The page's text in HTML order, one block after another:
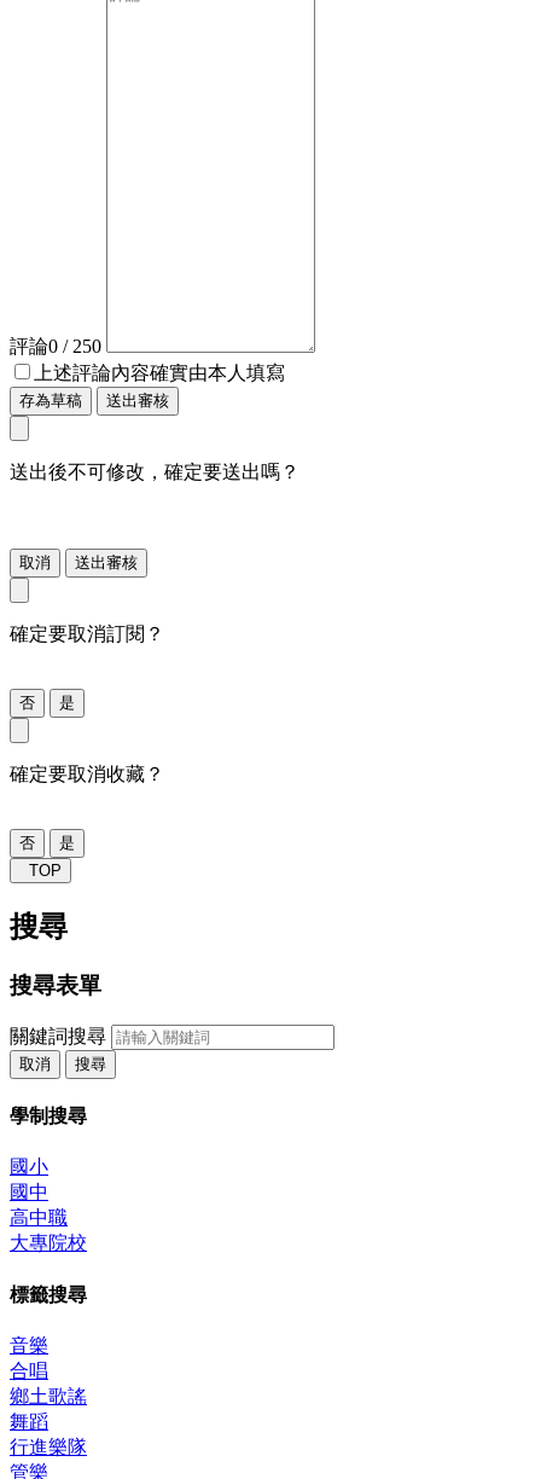
評論0 / 250
上述評論內容確實由本人填寫
存為草稿 送出審核
送出後不可修改，確定要送出嗎？
取消 送出審核
確定要取消訂閱？
否 是
確定要取消收藏？
否
是
TOP
搜尋
搜尋表單
關鍵詞搜尋
取消 搜尋
學制搜尋
國小
國中
高中職
大專院校
標籤搜尋
音樂
合唱
鄉土歌謠
舞蹈
行進樂隊
管樂